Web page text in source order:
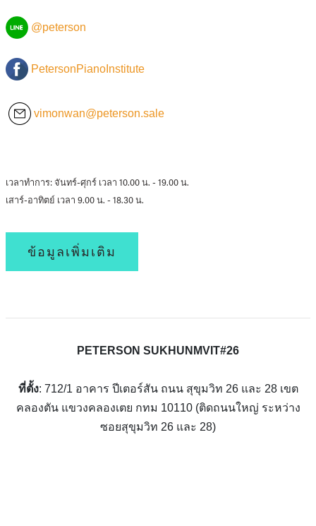
@peterson
PetersonPianoInstitute
vimonwan@peterson.sale
เวลาทำการ: จันทร์-ศุกร์ เวลา 10.00 น. - 19.00 น.
เสาร์-อาทิตย์ เวลา 9.00 น. - 18.30 น.
ข้อมูลเพิ่มเติม
PETERSON SUKHUNMVIT#26
ที่ตั้ง: 712/1 อาคาร ปีเตอร์สัน ถนน สุขุมวิท 26 และ 28 เขต
คลองตัน แขวงคลองเตย กทม 10110 (ติดถนนใหญ่ ระหว่าง
ซอยสุขุมวิท 26 และ 28)